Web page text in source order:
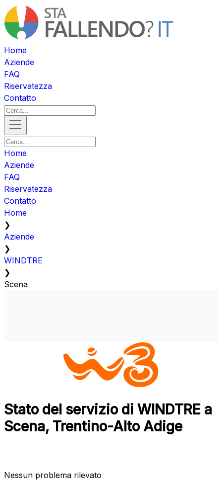
Home
Aziende
FAQ
Riservatezza
Contatto
Home
Aziende
FAQ
Riservatezza
Contatto
Home
❯
Aziende
❯
WINDTRE
❯
Scena
Stato del servizio di WINDTRE a
Scena, Trentino-Alto Adige
Nessun problema rilevato